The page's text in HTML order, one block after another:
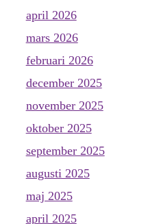
april 2026
mars 2026
februari 2026
december 2025
november 2025
oktober 2025
september 2025
augusti 2025
maj 2025
april 2025